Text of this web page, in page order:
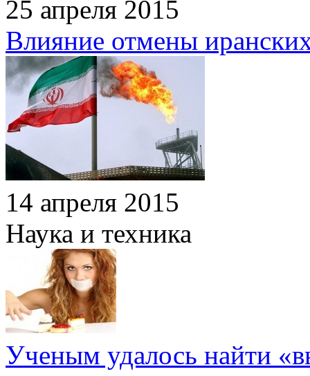
25 апреля 2015
Влияние отмены
14 апреля 2015
Наука и техника
Ученым удалось найти